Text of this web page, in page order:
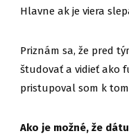
Hlavne ak je viera
Priznám sa, že pred
študovať a vidieť ako
pristupoval som k
Ako je možné, že